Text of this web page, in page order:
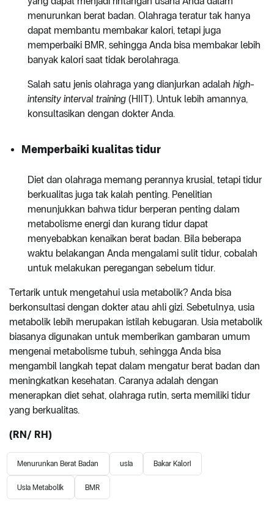
menurunkan berat badan. Olahraga teratur tak hanya
dapat membantu membakar kalori, tetapi juga
memperbaiki BMR, sehingga Anda bisa membakar lebih
banyak kalori saat tidak berolahraga.
Salah satu jenis olahraga yang dianjurkan adalah high-
intensity interval training (HIIT). Untuk lebih amannya,
konsultasikan dengan dokter Anda.
Memperbaiki kualitas tidur
Diet dan olahraga memang perannya krusial, tetapi tidur
berkualitas juga tak kalah penting. Penelitian
menunjukkan bahwa tidur berperan penting dalam
metabolisme energi dan kurang tidur dapat
menyebabkan kenaikan berat badan. Bila beberapa
waktu belakangan Anda mengalami sulit tidur, cobalah
untuk melakukan peregangan sebelum tidur.
Tertarik untuk mengetahui usia metabolik? Anda bisa
berkonsultasi dengan dokter atau ahli gizi. Sebetulnya, usia
metabolik lebih merupakan istilah kebugaran. Usia metabolik
biasanya digunakan untuk memberikan gambaran umum
mengenai metabolisme tubuh, sehingga Anda bisa
mengambil langkah tepat dalam mengatur berat badan dan
meningkatkan kesehatan. Caranya adalah dengan
menerapkan diet sehat, olahraga rutin, serta memiliki tidur
yang berkualitas.
(RN/ RH)
Menurunkan Berat Badan usia Bakar Kalori
Usia Metabolik BMR